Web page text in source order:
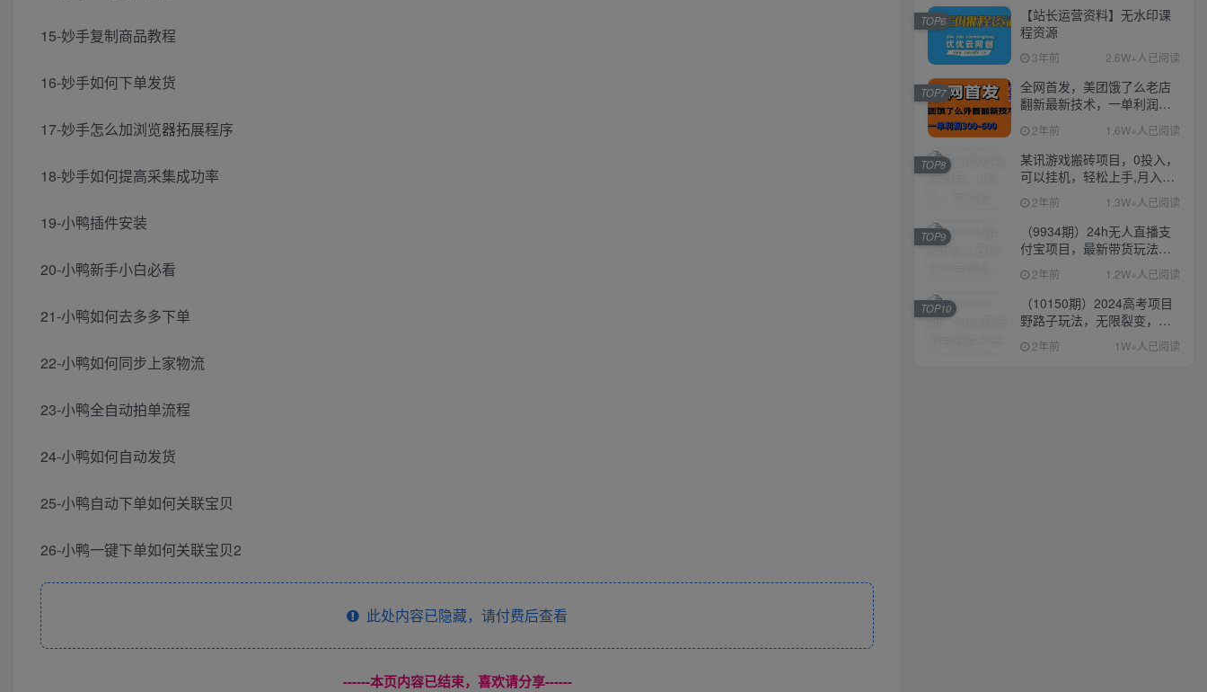
15-妙手复制商品教程
16-妙手如何下单发货
17-妙手怎么加浏览器拓展程序
18-妙手如何提高采集成功率
19-小鸭插件安装
20-小鸭新手小白必看
21-小鸭如何去多多下单
22-小鸭如何同步上家物流
23-小鸭全自动拍单流程
24-小鸭如何自动发货
25-小鸭自动下单如何关联宝贝
26-小鸭一键下单如何关联宝贝2
此处内容已隐藏，请付费后查看
------本页内容已结束，喜欢请分享------
【站长运营资料】无水印课
程资源
3年前 2.6W+人已阅读
TOP6
全网首发，美团饿了么老店
翻新最新技术，一单利润
300-600
2年前 1.6W+人已阅读
TOP7
某讯游戏搬砖项目，0投入，
可以挂机，轻松上手,月入
3000+上不封顶
2年前 1.3W+人已阅读
TOP8
（9934期）24h无人直播支
付宝项目，最新带货玩法，
纯躺赚实测日入500+
2年前 1.2W+人已阅读
TOP9
（10150期）2024高考项目
野路子玩法，无限裂变，最
高一天1W＋！
2年前 1W+人已阅读
TOP10